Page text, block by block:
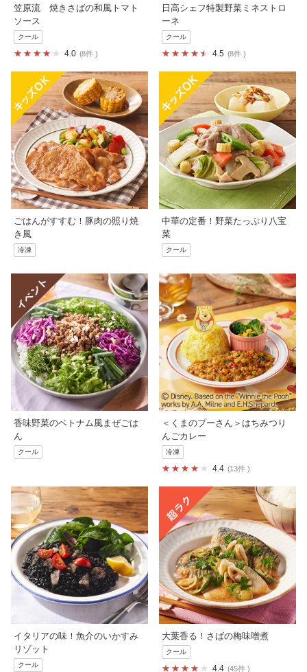
笠原流 焼きさばの和風トマト
ソース
クール
4.0 8件
日高シェフ特製野菜ミネストロ
ーネ
クール
4.5 8件
ごはんがすすむ！豚肉の照り焼
き風
冷凍
中華の定番！野菜たっぷり八宝
菜
クール
香味野菜のベトナム風まぜごは
ん
クール
＜くまのプーさん＞はちみつり
んごカレー
冷凍
4.4 13件
イタリアの味！魚介のいかすみ
リゾット
クール
大葉香る！さばの梅味噌煮
クール
4.4 45件